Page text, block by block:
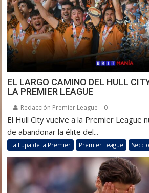
EL LARGO CAMINO DEL HULL
LA PREMIER LEAGUE
Redacción Premier League 0
El Hull City vuelve a la Premier League
de abandonar la élite del...
La Lupa de la Premier Premier League